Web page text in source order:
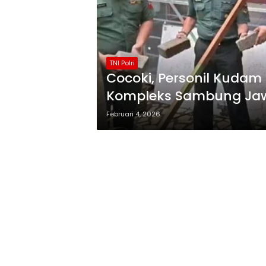
TNI Polri
Cocoki, Personil Kudam
Kompleks Sambung
Februari 4, 2026